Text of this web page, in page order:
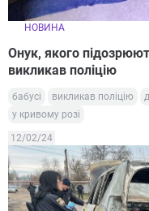
НОВИНА
Онук, якого
викликав поліцію
бабусі викликав поліцію
у кривому розі
12/02/24